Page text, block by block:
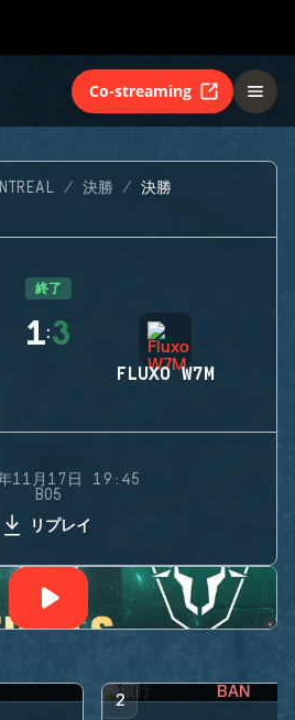
Co-streaming
決勝 決勝
終了
1:3
FLUXO W7M
11月17日 19:45
BO5
リプレイ
2 BAN